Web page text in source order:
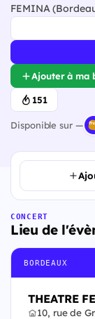
FEMINA
Ajouter à ma
151
Disponible sur —
CONCERT
Lieu de
BORDEAUX
THEATRE
10, rue de